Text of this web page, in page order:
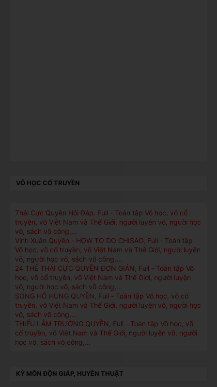
VÕ HỌC CỔ TRUYỀN
Thái Cực Quyền Hỏi Ðáp. Full - Toàn tập Võ học, võ cổ
truyền, võ Việt Nam và Thế Giới, người luyện võ, người học
võ, sách võ công,...
Vinh Xuân Quyền - HOW TO DO CHISAO, Full - Toàn tập
Võ học, võ cổ truyền, võ Việt Nam và Thế Giới, người luyện
võ, người học võ, sách võ công,...
24 THẾ THÁI CỰC QUYỀN ĐƠN GIẢN, Full - Toàn tập Võ
học, võ cổ truyền, võ Việt Nam và Thế Giới, người luyện
võ, người học võ, sách võ công,...
SONG HỔ HÙNG QUYỀN, Full - Toàn tập Võ học, võ cổ
truyền, võ Việt Nam và Thế Giới, người luyện võ, người học
võ, sách võ công,...
THIẾU LÂM TRƯỜNG QUYỀN, Full - Toàn tập Võ học, võ
cổ truyền, võ Việt Nam và Thế Giới, người luyện võ, người
học võ, sách võ công,...
KỲ MÔN ĐỘN GIÁP, HUYỀN THUẬT